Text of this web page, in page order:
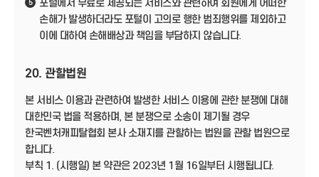
5
포털에서 무료로 제공되는 서비스와 관련하여 회원에게 어떠한
손해가 발생하더라도 포털이 고의로 행한 범죄행위를 제외하고
이에 대하여 손해배상과 책임을 부담하지 않습니다.
20. 관할법원
본 서비스 이용과 관련하여 발생한 서비스 이용에 관한 분쟁에 대해
대한민국 법을 적용하며, 본 분쟁으로 소송이 제기될 경우
한국벤처캐피탈협회 본사 소재지를 관할하는 법원을 관할 법원으로
합니다.
부칙 1. (시행일) 본 약관은 2023년 1월 16일부터 시행됩니다.